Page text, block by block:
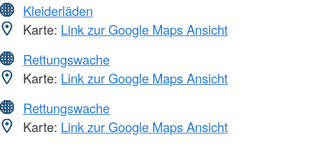
Kleiderläden
Karte: Link zur Google Maps Ansicht
Rettungswache
Karte: Link zur Google Maps Ansicht
Rettungswache
Karte: Link zur Google Maps Ansicht